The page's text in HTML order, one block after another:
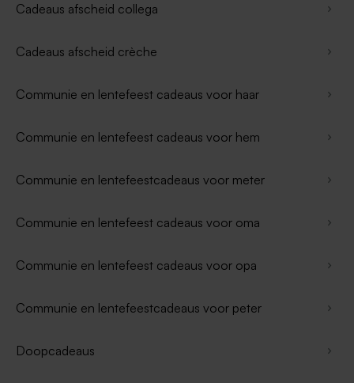
Cadeaus afscheid collega
Cadeaus afscheid crèche
Communie en lentefeest cadeaus voor haar
Communie en lentefeest cadeaus voor hem
Communie en lentefeestcadeaus voor meter
Communie en lentefeest cadeaus voor oma
Communie en lentefeest cadeaus voor opa
Communie en lentefeestcadeaus voor peter
Doopcadeaus